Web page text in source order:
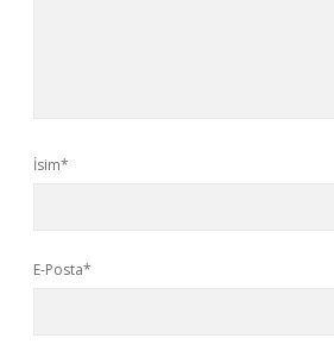
İsim*
E-Posta*